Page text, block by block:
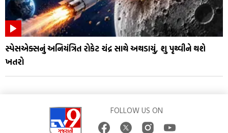
સ્પેસએક્સનું અનિયંત્રિત રોકેટ ચંદ્ર સાથે અથડાયું, શુ પૃથ્વીને થશે
ખતરો
FOLLOW US ON